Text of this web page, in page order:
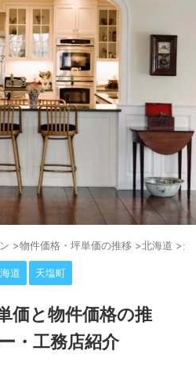
>物件価格・坪単価の推移 >北海道 >天
道 天塩町
価と物件価格の推
・工務店紹介